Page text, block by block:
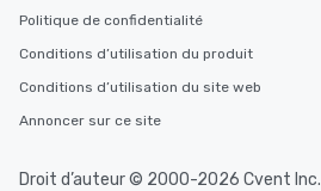
Politique de confidentialité
Conditions d’utilisation du produit
Conditions d’utilisation du site web
Annoncer sur ce site
Droit d’auteur © 2000-2026 Cvent Inc.